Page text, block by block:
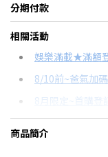
分期付款
＊實際可分期數、適
信用卡分期
分期數
相關活動
娛樂滿載★滿額
8/10前~爸氣加
8月限定~首購登
台灣大哥大
商品簡介